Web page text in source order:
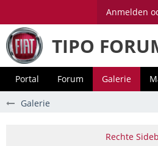
Anmelden
TIPO
Portal Forum Galerie
Galerie